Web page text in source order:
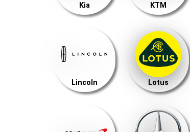
Kia KTM
Lincoln Lotus